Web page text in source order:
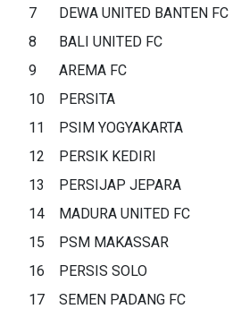
7
DEWA UNITED BANTEN FC
8
BALI UNITED FC
9
AREMA FC
10
PERSITA
11
PSIM YOGYAKARTA
12
PERSIK KEDIRI
13
PERSIJAP JEPARA
14
MADURA UNITED FC
15
PSM MAKASSAR
16
PERSIS SOLO
17
SEMEN PADANG FC